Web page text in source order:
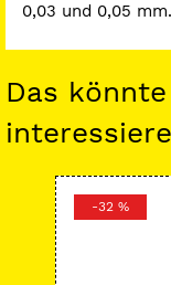
0,03 und 0,05 mm.
Das
-32 %